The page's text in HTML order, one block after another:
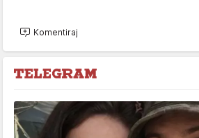
Komentiraj